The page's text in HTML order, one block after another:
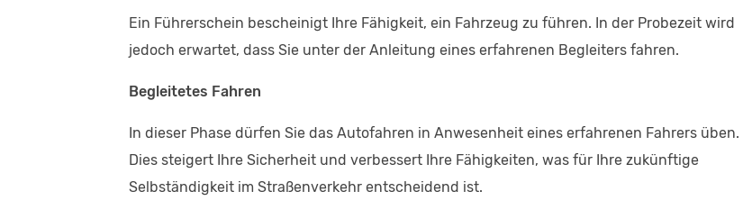
Ein Führerschein bescheinigt Ihre Fähigkeit, ein Fahrzeug zu führen. In der Probezeit wird
jedoch erwartet, dass Sie unter der Anleitung eines erfahrenen Begleiters fahren.
Begleitetes Fahren
In dieser Phase dürfen Sie das Autofahren in Anwesenheit eines erfahrenen Fahrers üben.
Dies steigert Ihre Sicherheit und verbessert Ihre Fähigkeiten, was für Ihre zukünftige
Selbständigkeit im Straßenverkehr entscheidend ist.